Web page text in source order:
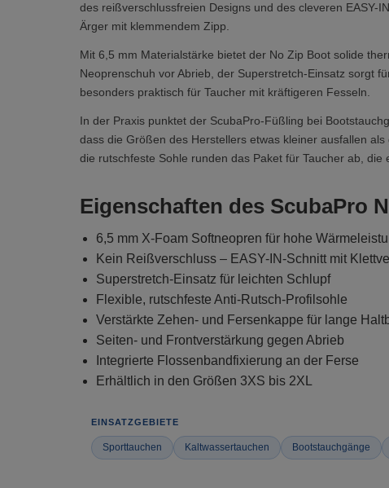
des reißverschlussfreien Designs und des cleveren EASY-
Ärger mit klemmendem Zipp.
Mit 6,5 mm Materialstärke bietet der No Zip Boot solide
Neoprenschuh vor Abrieb, der Superstretch-Einsatz sorgt
besonders praktisch für Taucher mit kräftigeren Fesseln.
In der Praxis punktet der ScubaPro-Füßling bei
dass die Größen des Herstellers etwas kleiner ausfallen
die rutschfeste Sohle runden das Paket für Taucher ab,
Eigenschaften des ScubaPro
6,5 mm X-Foam Softneopren für hohe
Kein Reißverschluss – EASY-IN-Schnitt mit
Superstretch-Einsatz für leichten Schlupf
Flexible, rutschfeste Anti-Rutsch-Profilsohle
Verstärkte Zehen- und Fersenkappe für lange
Seiten- und Frontverstärkung gegen Abrieb
Integrierte Flossenbandfixierung an der Ferse
Erhältlich in den Größen 3XS bis 2XL
EINSATZGEBIETE
Sporttauchen Kaltwassertauchen Bootstauchgänge